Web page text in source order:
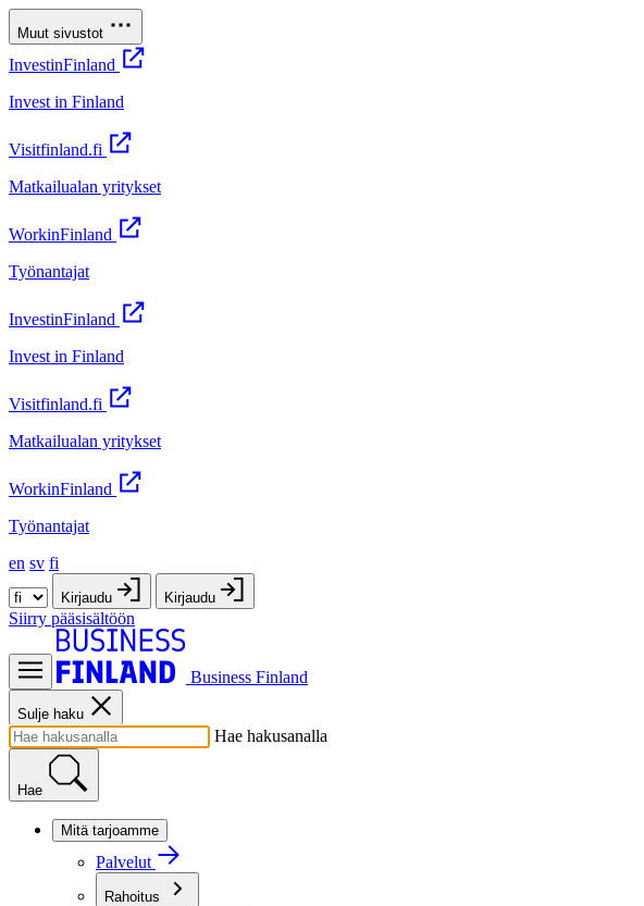
Muut sivustot
InvestinFinland
Invest in Finland
Visitfinland.fi
Matkailualan yritykset
WorkinFinland
Työnantajat
InvestinFinland
Invest in Finland
Visitfinland.fi
Matkailualan yritykset
WorkinFinland
Työnantajat
en sv fi
Kirjaudu Kirjaudu
Siirry pääsisältöön
Business Finland
Sulje haku
Hae hakusanalla
Hae
Mitä tarjoamme
Palvelut
Rahoitus